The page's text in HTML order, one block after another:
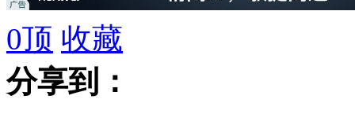
大胆小偷闪躲监控偷盗
0顶 收藏
分享到：